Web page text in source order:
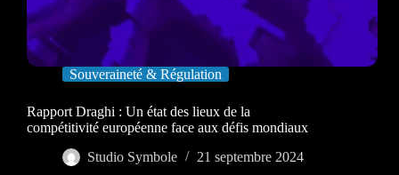
Souveraineté & Régulation
Rapport Draghi : Un état des lieux de la
compétitivité européenne face aux défis mondiaux
Studio Symbole
21 septembre 2024